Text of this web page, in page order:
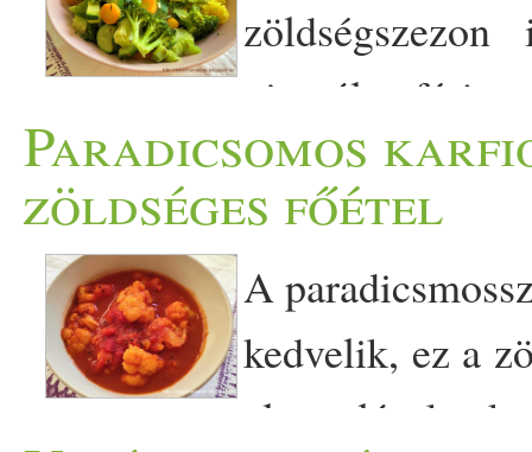
piacról a
friss, hazai zöldséget
saláták, koriander,
Ezt zöldséges főételt, ha
is nagyon finom lesz.
brokkoli 1 csésze
Paradicsomos
zöldséges főétel
A
kedvelik, ez a